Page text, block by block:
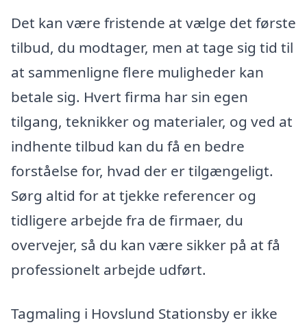
Det kan være fristende at vælge det første
tilbud, du modtager, men at tage sig tid til
at sammenligne flere muligheder kan
betale sig. Hvert firma har sin egen
tilgang, teknikker og materialer, og ved at
indhente tilbud kan du få en bedre
forståelse for, hvad der er tilgængeligt.
Sørg altid for at tjekke referencer og
tidligere arbejde fra de firmaer, du
overvejer, så du kan være sikker på at få
professionelt arbejde udført.
Tagmaling i Hovslund Stationsby er ikke